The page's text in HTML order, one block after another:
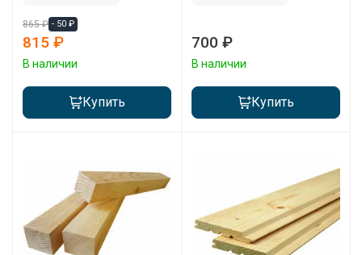
865 ₽ - 50 ₽
815 ₽
В наличии
Купить
700 ₽
В наличии
Купить